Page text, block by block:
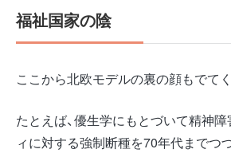
福祉国家の陰
ここから北欧モデルの裏の顔もでてく
たとえば、優生学にもとづいて精神
ィに対する強制断種を70年代までつ